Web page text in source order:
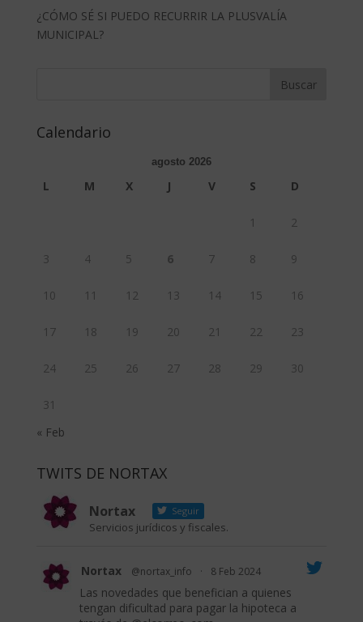
¿CÓMO SÉ SI PUEDO RECURRIR LA PLUSVALÍA
MUNICIPAL?
Calendario
agosto 2026
L M X J V S D
1 2
3 4 5 6 7 8 9
10 11 12 13 14 15 16
17 18 19 20 21 22 23
24 25 26 27 28 29 30
31
« Feb
TWITS DE NORTAX
Nortax Seguir
Servicios jurídicos y fiscales.
Nortax @nortax_info · 8 Feb 2024
Las novedades que benefician a quienes
tengan dificultad para pagar la hipoteca a